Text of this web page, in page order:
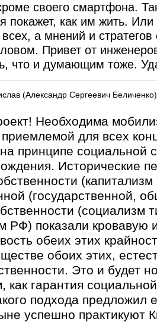
своего смартфона.
покажет, как им жить.
а мнений и стратегов
Привет от
что и думающим тоже.
(Александр Сергеевич Беличенко)
Необходима
для всех
принципе социальной
Исторические
(государственной,
(социализм
РФ) показали кровавую
обеих этих
обоих этих,
Это и будет
как гарантия
подхода
успешно практикуют